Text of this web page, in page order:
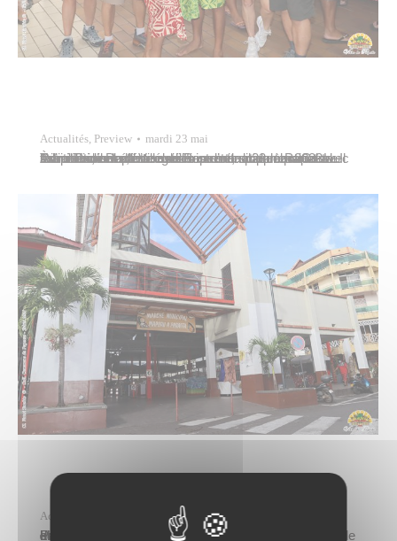
Actualités, Preview mardi 23 mai
À l’initiative de la Ville de Papeete, en partenariat avec Tahiti Tourisme, les croisiéristes du paquebot Coral Princess, ont été accueillis ce mardi 23 mai 2023 au marché de Papeete avec une animation musicale assortie d’une démonstration d’attache de paréo. Le Coral Princess fait régulièrement escale à Papeete. Il fait partie de la flotte de…
Actualités vendredi 19 mai
La commune de Papeete ouvre sa prochaine commission au mois de juin 2023 pour l’attribution d’occupation temporaire du domaine public en vue d’une exploitation économique au marché municipal de Papeete. La présente publication vise sept emplacements journaliers et annuels dans les secteurs suivants. 1 – Textile (sur la galerie rue François Cardella)2 – Poissonnerie (au rez-de-chaussée à l’intérieur du marché, emplacement dit…